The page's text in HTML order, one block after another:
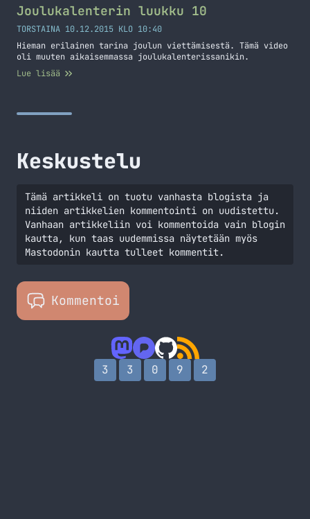
Joulukalenterin luukku 10
TORSTAINA 10.12.2015 KLO 10:40
Hieman erilainen tarina joulun viettämisestä. Tämä video
oli muuten aikaisemmassa joulukalenterissanikin.
Lue lisää
Keskustelu
Tämä artikkeli on tuotu vanhasta blogista ja
niiden artikkelien kommentointi on uudistettu.
Vanhaan artikkeliin voi kommentoida vain blogin
kautta, kun taas uudemmissa näytetään myös
Mastodonin kautta tulleet kommentit.
Kommentoi
3 3 0 9 2